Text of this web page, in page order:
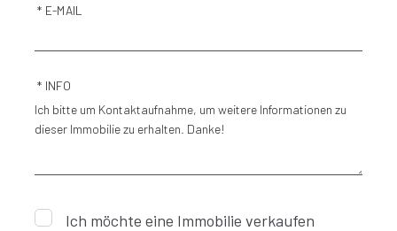
* E-MAIL
* INFO
Ich möchte eine Immobilie verkaufen